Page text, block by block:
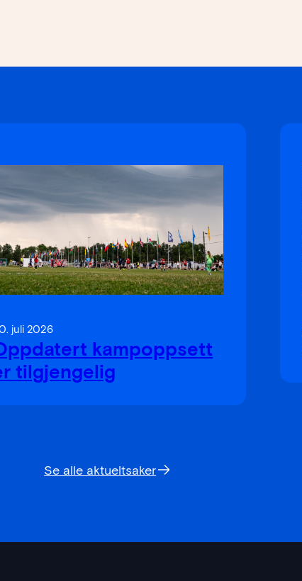
juli 2026
kampoppsett
tilgjengelig
Se alle aktueltsaker